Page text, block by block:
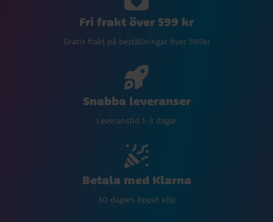
Fri frakt över 599 kr
Gratis frakt på beställningar över 599kr
Snabba leveranser
Leveranstid 1-3 dagar
Betala med Klarna
30 dagars öppet köp